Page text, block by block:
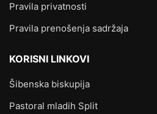
Pravila privatnosti
Pravila prenošenja sadržaja
KORISNI LINKOVI
Šibenska biskupija
Pastoral mladih Split